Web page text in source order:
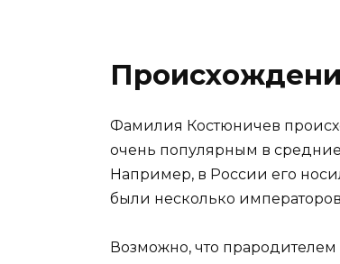
Фамилия Костюничев
очень популярным в средние
Например, в России его
были несколько
Возможно, что